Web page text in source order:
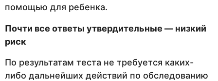
помощью для ребенка.
Почти все ответы утвердительные — низкий
риск
По результатам теста не требуется каких-
либо дальнейших действий по обследованию